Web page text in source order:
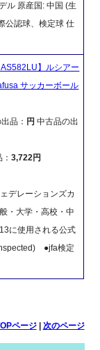
ル 原産国: 中国 (生
公認球、検定球 仕
】ルシアー
サッカーボール
品： 円 中古品の出
：3,722円
デレーションズカ
大学・高校・中
に使用される公式
●jfa検定
ページ| 次のページ